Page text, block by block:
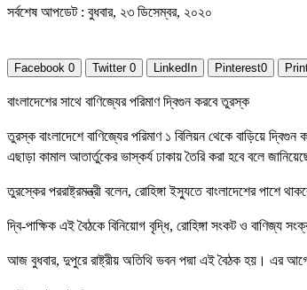
সর্বশেষ আপডেট : বুধবার, ২৩ ডিসেম্বর, ২০২০
Facebook 0 Twitter 0 LinkedIn Pinterest0
বাংলাদেশের সাথে বাণিজ্যের পরিমাণ দ্বিগুন করবে তুরস্ক
তুরস্ক বাংলাদেশে বাণিজ্যের পরিমাণ ১ বিলিয়ন থেকে বাড়িয়ে
এছাড়া কামাল আতার্তুকের ভাস্কর্য ঢাকায় তৈরি করা হবে বলে
তুরস্কের পররাষ্ট্রমন্ত্রী বলেন, রোহিঙ্গা ইস্যুতে বাংলাদেশের পাশে
দ্বি-পাক্ষিক এই বৈঠকে বিনিয়োগ বৃদ্ধি, রোহিঙ্গা সংকট ও
আজ বুধবার, দুপুরে রাষ্ট্রীয় অতিথি ভবন পদ্মা এই বৈঠক হয়। এর আগে